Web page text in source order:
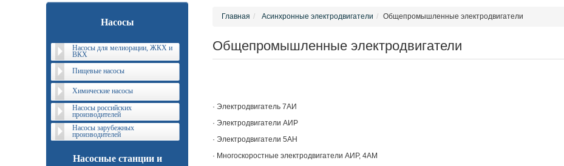
Насосы
Насосы для мелиорации, ЖКХ и
ВКХ
Пищевые насосы
Химические насосы
Насосы российских
производителей
Насосы зарубежных
производителей
Насосные станции и
Главная Асинхронные электродвигатели Общепромышленные электродвигатели
Общепромышленные электродвигатели
· Электродвигатель 7АИ
· Электродвигатели АИР
· Электродвигатели 5АН
· Многоскоростные электродвигатели АИР, 4АМ